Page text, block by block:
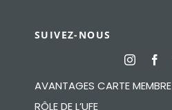
SUIVEZ-NOUS
AVANTAGES CARTE MEMBRE
RÔLE DE L’UFE